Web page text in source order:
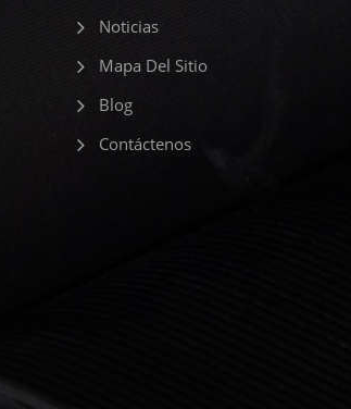
Noticias
Mapa Del Sitio
Blog
Contáctenos